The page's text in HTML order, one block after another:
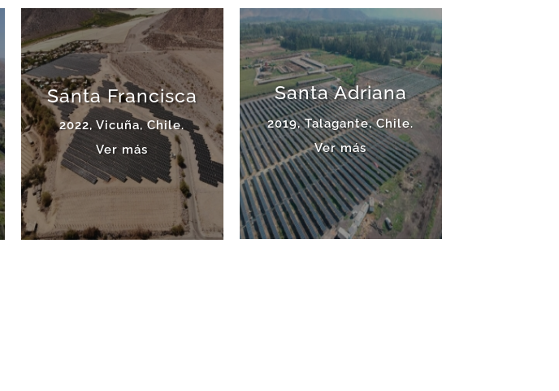
Santa Francisca
2022, Vicuña, Chile.
Ver más
Santa Adriana
2019, Talagante, Chile.
Ver más